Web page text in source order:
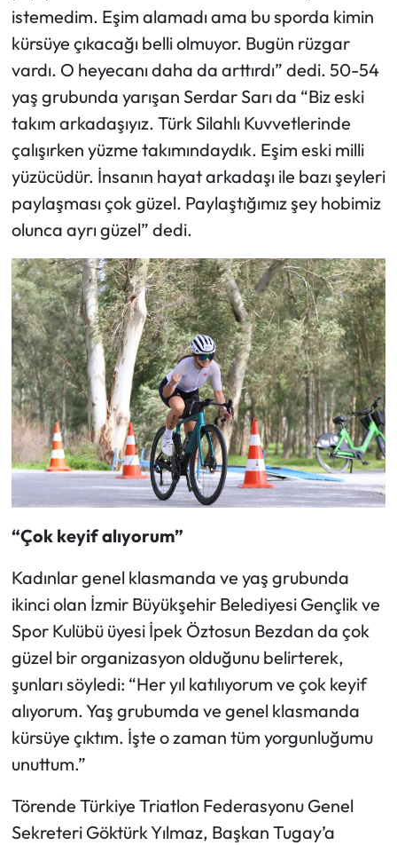
istemedim. Eşim alamadı ama bu sporda kimin
kürsüye çıkacağı belli olmuyor. Bugün rüzgar
vardı. O heyecanı daha da arttırdı” dedi. 50-54
yaş grubunda yarışan Serdar Sarı da “Biz eski
takım arkadaşıyız. Türk Silahlı Kuvvetlerinde
çalışırken yüzme takımındaydık. Eşim eski milli
yüzücüdür. İnsanın hayat arkadaşı ile bazı şeyleri
paylaşması çok güzel. Paylaştığımız şey hobimiz
olunca ayrı güzel” dedi.
“Çok keyif alıyorum”
Kadınlar genel klasmanda ve yaş grubunda
ikinci olan İzmir Büyükşehir Belediyesi Gençlik ve
Spor Kulübü üyesi İpek Öztosun Bezdan da çok
güzel bir organizasyon olduğunu belirterek,
şunları söyledi: “Her yıl katılıyorum ve çok keyif
alıyorum. Yaş grubumda ve genel klasmanda
kürsüye çıktım. İşte o zaman tüm yorgunluğumu
unuttum.”
Törende Türkiye Triatlon Federasyonu Genel
Sekreteri Göktürk Yılmaz, Başkan Tugay’a